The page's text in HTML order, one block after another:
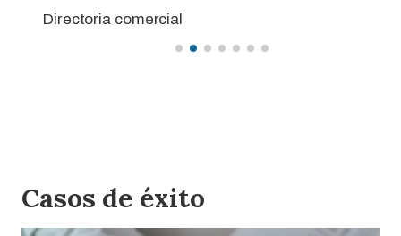
Directoria comercial
Casos de éxito